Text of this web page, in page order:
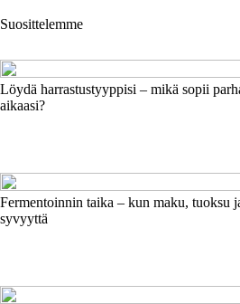
Suosittelemme
Löydä harrastustyyppisi – mikä sopii
aikaasi?
Fermentoinnin taika – kun maku, tuoksu
syvyyttä